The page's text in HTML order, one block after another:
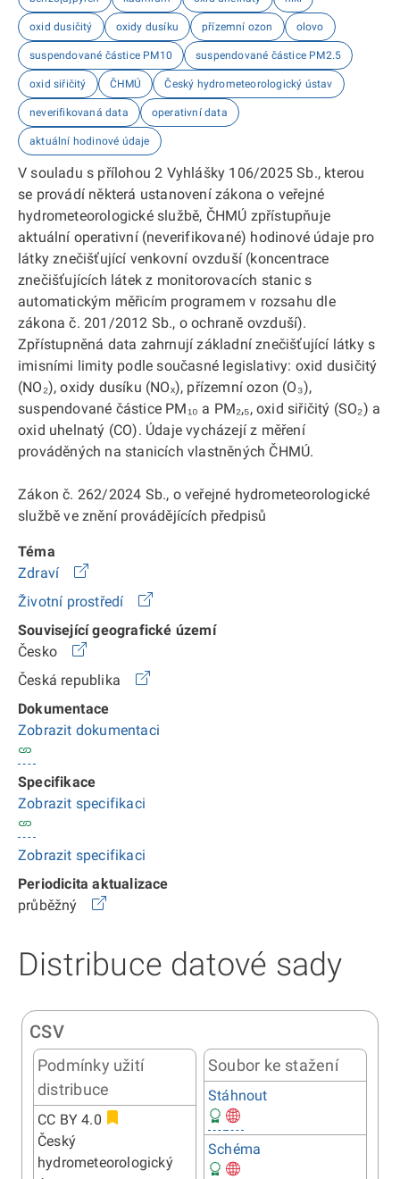
oxid dusičitý oxidy dusíku přízemní ozon olovo
suspendované částice PM10 suspendované částice PM2.5
oxid siřičitý ČHMÚ Český hydrometeorologický ústav
neverifikovaná data operativní data
aktuální hodinové údaje
V souladu s přílohou 2 Vyhlášky 106/2025 Sb., kterou
se provádí některá ustanovení zákona o veřejné
hydrometeorologické službě, ČHMÚ zpřístupňuje
aktuální operativní (neverifikované) hodinové údaje pro
látky znečišťující venkovní ovzduší (koncentrace
znečišťujících látek z monitorovacích stanic s
automatickým měřicím programem v rozsahu dle
zákona č. 201/2012 Sb., o ochraně ovzduší).
Zpřístupněná data zahrnují základní znečišťující látky s
imisními limity podle současné legislativy: oxid dusičitý
(NO₂), oxidy dusíku (NOₓ), přízemní ozon (O₃),
suspendované částice PM₁₀ a PM₂,₅, oxid siřičitý (SO₂) a
oxid uhelnatý (CO). Údaje vycházejí z měření
prováděných na stanicích vlastněných ČHMÚ.
Zákon č. 262/2024 Sb., o veřejné hydrometeorologické
službě ve znění provádějících předpisů
Téma
Zdraví
Životní prostředí
Související geografické území
Česko
Česká republika
Dokumentace
Zobrazit dokumentaci
Specifikace
Zobrazit specifikaci
Zobrazit specifikaci
Periodicita aktualizace
průběžný
Distribuce datové sady
CSV
Podmínky užití
distribuce
CC BY 4.0
Český
hydrometeorologický
Soubor ke stažení
Stáhnout
Schéma